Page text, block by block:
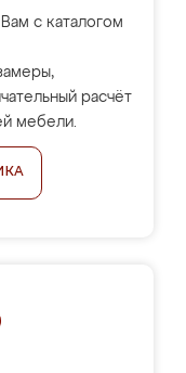
с каталогом
расчёт
мебели.